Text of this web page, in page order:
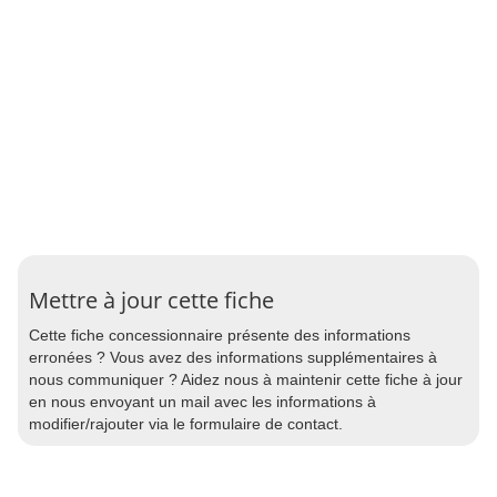
Mettre à jour cette fiche
Cette fiche concessionnaire présente des informations
erronées ? Vous avez des informations supplémentaires à
nous communiquer ? Aidez nous à maintenir cette fiche à jour
en nous envoyant un mail avec les informations à
modifier/rajouter via le formulaire de contact.